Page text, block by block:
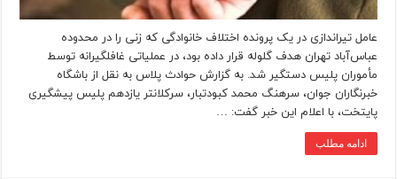
عامل تیراندازی در یک پرونده اختلاف خانوادگی که زنی را در محدوده
عباس‌آباد تهران هدف گلوله قرار داده بود، در عملیاتی غافلگیرانه توسط
مأموران پلیس دستگیر شد. به گزارش حوادث پلاس به نقل از باشگاه
خبرنگاران جوان، سرهنگ محمد کبودتبار، سرکلانتر یازدهم پلیس پیشگیری
پایتخت، با اعلام این خبر گفت: …
ادامه مطلب